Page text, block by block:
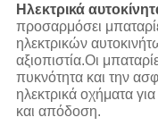
Ηλεκτρικά
προσαρμόσει
ηλεκτρικών
αξιοπιστία.Οι
πυκνότητα και την
ηλεκτρικά οχήματα
και απόδοση.